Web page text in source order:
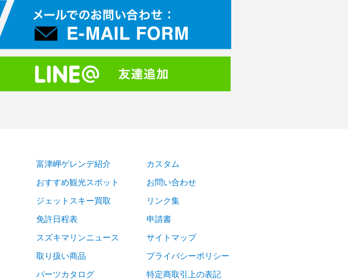
富津岬ゲレンデ紹介
おすすめ観光スポット
ジェットスキー買取
免許日程表
スズキマリンニュース
取り扱い商品
パーツカタログ
カスタム
お問い合わせ
リンク集
申請書
サイトマップ
プライバシーポリシー
特定商取引上の表記